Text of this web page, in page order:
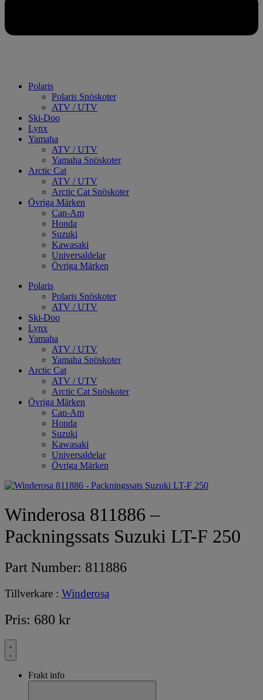
Polaris
Polaris Snöskoter
ATV / UTV
Ski-Doo
Lynx
Yamaha
ATV / UTV
Yamaha Snöskoter
Arctic Cat
ATV / UTV
Arctic Cat Snöskoter
Övriga Märken
Can-Am
Honda
Suzuki
Kawasaki
Universaldelar
Övriga Märken
Polaris
Polaris Snöskoter
ATV / UTV
Ski-Doo
Lynx
Yamaha
ATV / UTV
Yamaha Snöskoter
Arctic Cat
ATV / UTV
Arctic Cat Snöskoter
Övriga Märken
Can-Am
Honda
Suzuki
Kawasaki
Universaldelar
Övriga Märken
Winderosa 811886 –
Packningssats Suzuki LT-F 250
Part Number: 811886
Tillverkare : Winderosa
Pris: 680 kr
Frakt info